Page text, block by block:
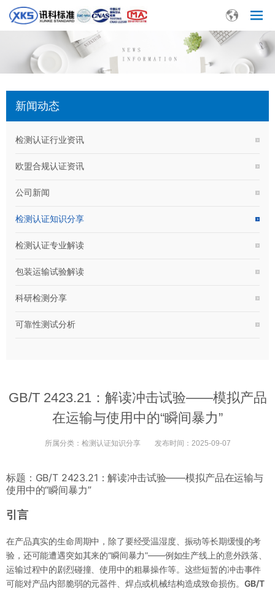
新闻动态
检测认证行业资讯
欧盟合规认证资讯
公司新闻
检测认证知识分享
检测认证专业解读
包装运输试验解读
科研检测分享
可靠性测试分析
GB/T 2423.21：解读冲击试验——模拟产品
在运输与使用中的“瞬间暴力”
所属分类： 检测认证知识分享 发布时间： 2025-09-07
标题：GB/T 2423.21：解读冲击试验——模拟产品在运输与
使用中的“瞬间暴力”
引言
在产品真实的生命周期中，除了要经受温湿度、振动等长期缓慢的考
验，还可能遭遇突如其来的“瞬间暴力”——例如生产线上的意外跌落、
运输过程中的剧烈碰撞、使用中的粗暴操作等。这些短暂的冲击事件
可能对产品内部脆弱的元器件、焊点或机械结构造成致命损伤。 GB/T